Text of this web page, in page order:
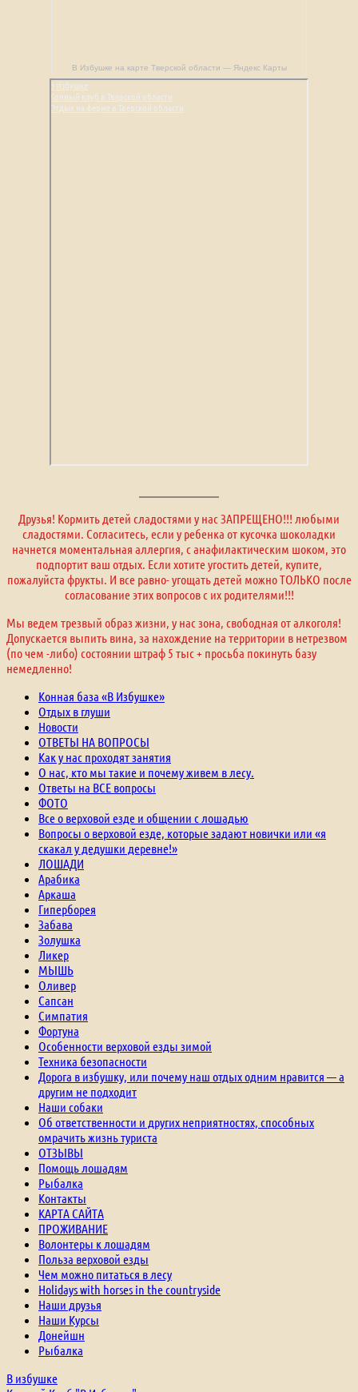
В Избушке на карте Тверской области — Яндекс Карты
В Избушке
Конный клуб в Тверской области
Отдых на ферме в Тверской области
Друзья! Кормить детей сладостями у нас ЗАПРЕЩЕНО!!! любыми
сладостями. Согласитесь, если у ребенка от кусочка шоколадки
начнется моментальная аллергия, с анафилактическим шоком, это
подпортит ваш отдых. Если хотите угостить детей, купите,
пожалуйста фрукты. И все равно- угощать детей можно ТОЛЬКО после
согласование этих вопросов с их родителями!!!
Мы ведем трезвый образ жизни, у нас зона, свободная от алкоголя!
Допускается выпить вина, за нахождение на территории в нетрезвом
(по чем -либо) состоянии штраф 5 тыс + просьба покинуть базу
немедленно!
Конная база «В Избушке»
Отдых в глуши
Новости
ОТВЕТЫ НА ВОПРОСЫ
Как у нас проходят занятия
О нас, кто мы такие и почему живем в лесу.
Ответы на ВСЕ вопросы
ФОТО
Все о верховой езде и общении с лошадью
Вопросы о верховой езде, которые задают новички или «я
скакал у дедушки деревне!»
ЛОШАДИ
Арабика
Аркаша
Гиперборея
Забава
Золушка
Ликер
МЫШЬ
Оливер
Сапсан
Симпатия
Фортуна
Особенности верховой езды зимой
Техника безопасности
Дорога в избушку, или почему наш отдых одним нравится — а
другим не подходит
Наши собаки
Об ответственности и других неприятностях, способных
омрачить жизнь туриста
ОТЗЫВЫ
Помощь лошадям
Рыбалка
Контакты
КАРТА САЙТА
ПРОЖИВАНИЕ
Волонтеры к лошадям
Польза верховой езды
Чем можно питаться в лесу
Holidays with horses in the countryside
Наши друзья
Наши Курсы
Донейшн
Рыбалка
В избушке